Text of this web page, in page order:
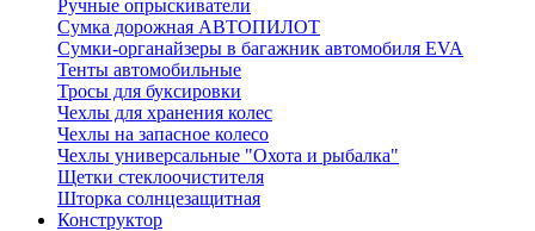
Ручные опрыскиватели
Сумка дорожная АВТОПИЛОТ
Сумки-органайзеры в багажник автомобиля EVA
Тенты автомобильные
Тросы для буксировки
Чехлы для хранения колес
Чехлы на запасное колесо
Чехлы универсальные "Охота и рыбалка"
Щетки стеклоочистителя
Шторка солнцезащитная
Конструктор